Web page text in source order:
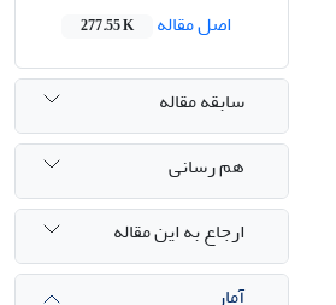
اصل مقاله
277.55 K
سابقه مقاله
هم رسانی
ارجاع به این مقاله
آمار